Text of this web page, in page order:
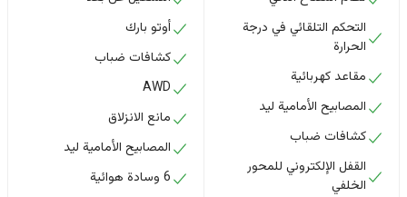
التحكم التلقائي في درجة
الحرارة
مقاعد كهربائية
المصابيح الأمامية ليد
كشافات ضباب
القفل الإلكتروني للمحور
الخلفي
أوتو بارك
كشافات ضباب
AWD
مانع الانزلاق
المصابيح الأمامية ليد
6 وسادة هوائية